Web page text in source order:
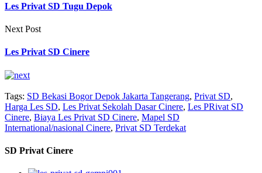
Les Privat SD Tugu Depok
Next Post
Les Privat SD Cinere
Tags: SD Bekasi Bogor Depok Jakarta Tangerang, Privat SD,
Harga Les SD, Les Privat Sekolah Dasar Cinere, Les PRivat SD
Cinere, Biaya Les Privat SD Cinere, Mapel SD
International/nasional Cinere, Privat SD Terdekat
SD Privat Cinere